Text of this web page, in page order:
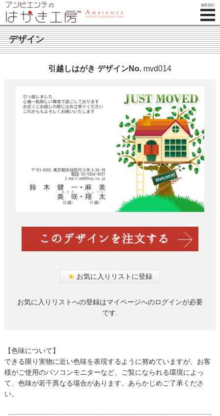
デザイン
引越しはがき デザインNo. mvd014
★ お気に入りリストに登録
お気に入りリストへの登録はマイページへのログインが必要
です.
【色味について】
できる限り実物に近い色味を表現するように努めていますが、お客
様がご使用のパソコンモニターなど、ご覧になられる環境によっ
て、色味が若干異なる場合があります。あらかじめご了承くださ
い。